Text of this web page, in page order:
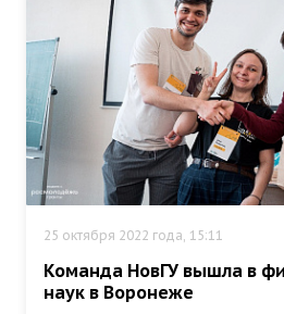
25 октября 2022 года, 15:11
Команда НовГУ вышла в
наук в Воронеже